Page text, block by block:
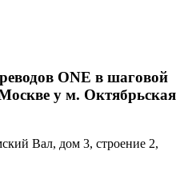
ONE в шаговой
у м. Октябрьская
Вал, дом 3, строение 2,